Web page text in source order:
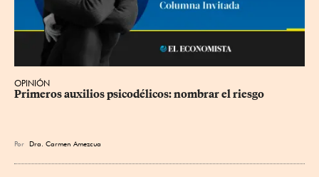
OPINIÓN
Primeros auxilios psicodélicos: nombrar el riesgo
Por Dra. Carmen Amezcua